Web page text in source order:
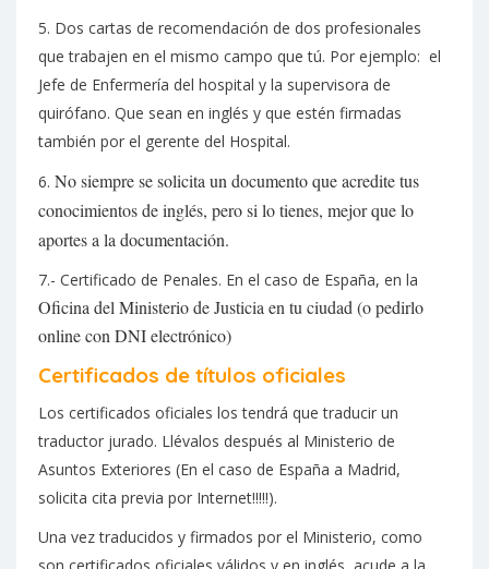
5. Dos cartas de recomendación de dos profesionales
que trabajen en el mismo campo que tú. Por ejemplo: el
Jefe de Enfermería del hospital y la supervisora de
quirófano. Que sean en inglés y que estén firmadas
también por el gerente del Hospital.
6. No siempre se solicita un documento que acredite tus
conocimientos de inglés, pero si lo tienes, mejor que lo
aportes a la documentación.
7.- Certificado de Penales. En el caso de España, en la
Oficina del Ministerio de Justicia en tu ciudad (o pedirlo
online con DNI electrónico)
Certificados de títulos oficiales
Los certificados oficiales los tendrá que traducir un
traductor jurado. Llévalos después al Ministerio de
Asuntos Exteriores (En el caso de España a Madrid,
solicita cita previa por Internet!!!!!).
Una vez traducidos y firmados por el Ministerio, como